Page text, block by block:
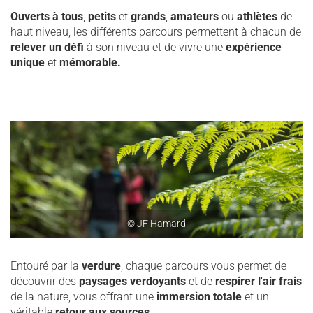
Ouverts à tous, petits et grands, amateurs ou athlètes de
haut niveau, les différents parcours permettent à chacun de
relever un défi à son niveau et de vivre une expérience
unique et mémorable.
© JF Hamard
Entouré par la verdure, chaque parcours vous permet de
découvrir des paysages verdoyants et de respirer l'air frais
de la nature, vous offrant une immersion totale et un